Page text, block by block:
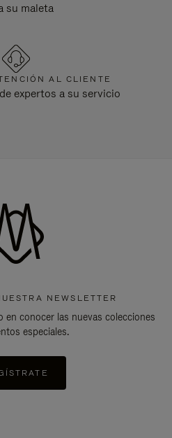
su maleta
AL CLIENTE
expertos a su servicio
NEWSLETTER
en conocer las nuevas colecciones
especiales.